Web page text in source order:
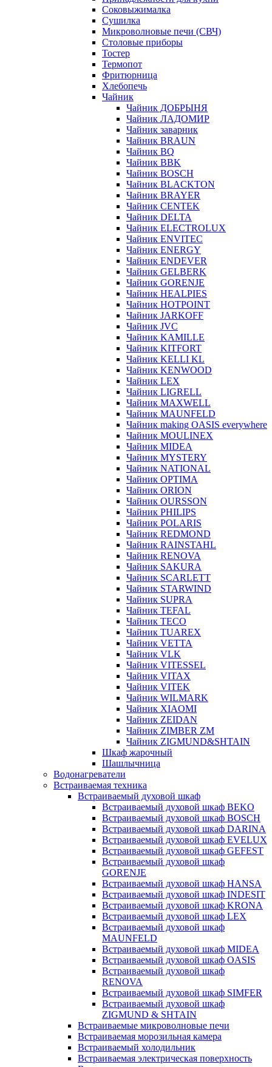
Соковыжималка
Сушилка
Микроволновые печи (СВЧ)
Столовые приборы
Тостер
Термопот
Фритюрница
Хлебопечь
Чайник
Чайник ДОБРЫНЯ
Чайник ЛАДОМИР
Чайник заварник
Чайник BRAUN
Чайник BQ
Чайник BBK
Чайник BOSCH
Чайник BLACKTON
Чайник BRAYER
Чайник CENTEK
Чайник DELTA
Чайник ELECTROLUX
Чайник ENVITEC
Чайник ENERGY
Чайник ENDEVER
Чайник GELBERK
Чайник GORENJE
Чайник HEALPIES
Чайник HOTPOINT
Чайник JARKOFF
Чайник JVC
Чайник KAMILLE
Чайник KITFORT
Чайник KELLI KL
Чайник KENWOOD
Чайник LEX
Чайник LIGRELL
Чайник MAXWELL
Чайник MAUNFELD
Чайник making OASIS everywhere
Чайник MOULINEX
Чайник MIDEA
Чайник MYSTERY
Чайник NATIONAL
Чайник OPTIMA
Чайник ORION
Чайник OURSSON
Чайник PHILIPS
Чайник POLARIS
Чайник REDMOND
Чайник RAINSTAHL
Чайник RENOVA
Чайник SAKURA
Чайник SCARLETT
Чайник STARWIND
Чайник SUPRA
Чайник TEFAL
Чайник TECO
Чайник TUAREX
Чайник VETTA
Чайник VLK
Чайник VITESSEL
Чайник VITAX
Чайник VITEK
Чайник WILMARK
Чайник XIAOMI
Чайник ZEIDAN
Чайник ZIMBER ZM
Чайник ZIGMUND&SHTAIN
Шкаф жарочный
Шашлычница
Водонагреватели
Встраиваемая техника
Встраиваемый духовой шкаф
Встраиваемый духовой шкаф BEKO
Встраиваемый духовой шкаф BOSCH
Встраиваемый духовой шкаф DARINA
Встраиваемый духовой шкаф EVELUX
Встраиваемый духовой шкаф GEFEST
Встраиваемый духовой шкаф
GORENJE
Встраиваемый духовой шкаф HANSA
Встраиваемый духовой шкаф INDESIT
Встраиваемый духовой шкаф KRONA
Встраиваемый духовой шкаф LEX
Встраиваемый духовой шкаф
MAUNFELD
Встраиваемый духовой шкаф MIDEA
Встраиваемый духовой шкаф OASIS
Встраиваемый духовой шкаф
RENOVA
Встраиваемый духовой шкаф SIMFER
Встраиваемый духовой шкаф
ZIGMUND & SHTAIN
Встраиваемые микроволновые печи
Встраиваемая морозильная камера
Встраиваемый холодильник
Встраиваемая электрическая поверхность